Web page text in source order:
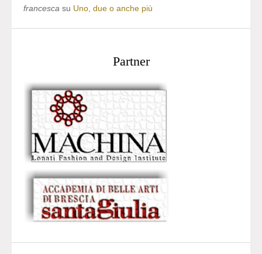
francesca su Uno, due o anche più
Partner